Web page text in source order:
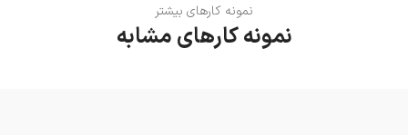
نمونه کارهای بیشتر
نمونه کارهای مشابه